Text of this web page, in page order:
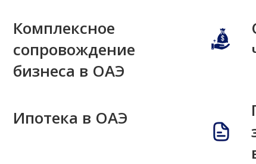
Комплексное
сопровождение
бизнеса в ОАЭ
Ипотека в ОАЭ